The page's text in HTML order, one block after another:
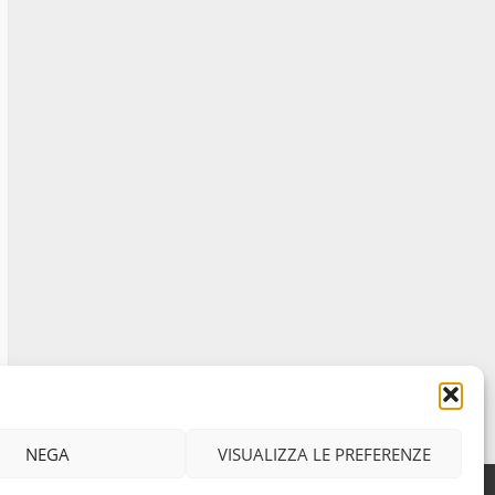
NEGA VISUALIZZA LE PREFERENZE